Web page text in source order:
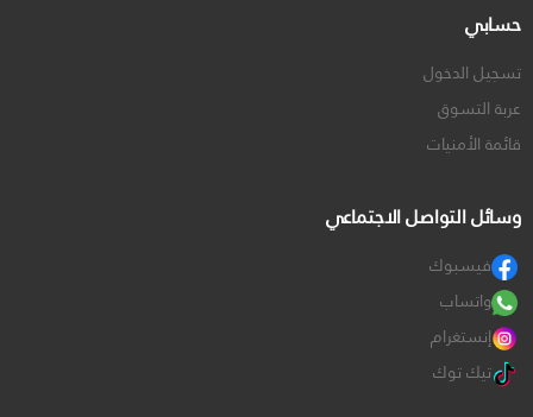
حسابي
تسجيل الدخول
عربة التسوق
قائمة الأمنيات
وسائل التواصل الاجتماعي
فيسبوك
واتساب
إنستغرام
تيك توك